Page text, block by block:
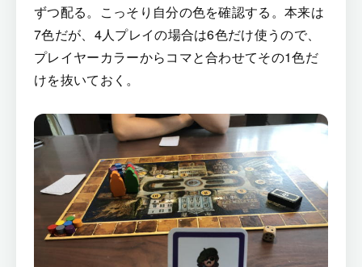
ずつ配る。こっそり自分の色を確認する。本来は
7色だが、4人プレイの場合は6色だけ使うので、
プレイヤーカラーからコマと合わせてその1色だ
けを抜いておく。